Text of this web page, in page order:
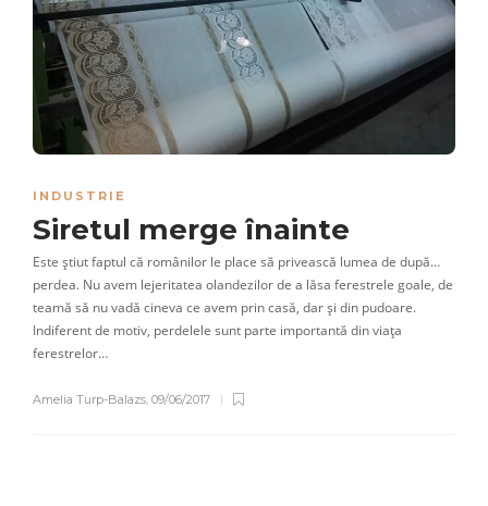
INDUSTRIE
Siretul merge înainte
Este știut faptul că românilor le place să privească lumea de după…
perdea. Nu avem lejeritatea olandezilor de a lăsa ferestrele goale, de
teamă să nu vadă cineva ce avem prin casă, dar și din pudoare.
Indiferent de motiv, perdelele sunt parte importantă din viața
ferestrelor…
Amelia Turp-Balazs, 09/06/2017